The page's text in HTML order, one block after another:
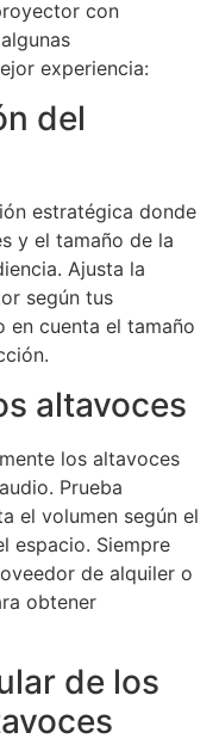
con
experiencia:
del
estratégica donde
y el tamaño de la
Ajusta la
según tus
en cuenta el tamaño
altavoces
los altavoces
Prueba
el volumen según el
espacio. Siempre
de alquiler o
obtener
de los